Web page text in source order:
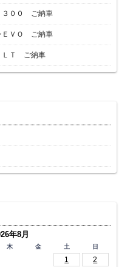
３００ ご納車
ＥＶＯ ご納車
Ｔ ご納車
年8月
木 金 土 日
1
2